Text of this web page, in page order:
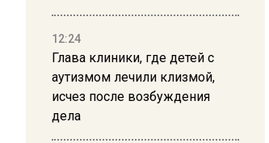
12:24
Глава клиники, где детей с
аутизмом лечили клизмой,
исчез после возбуждения
дела